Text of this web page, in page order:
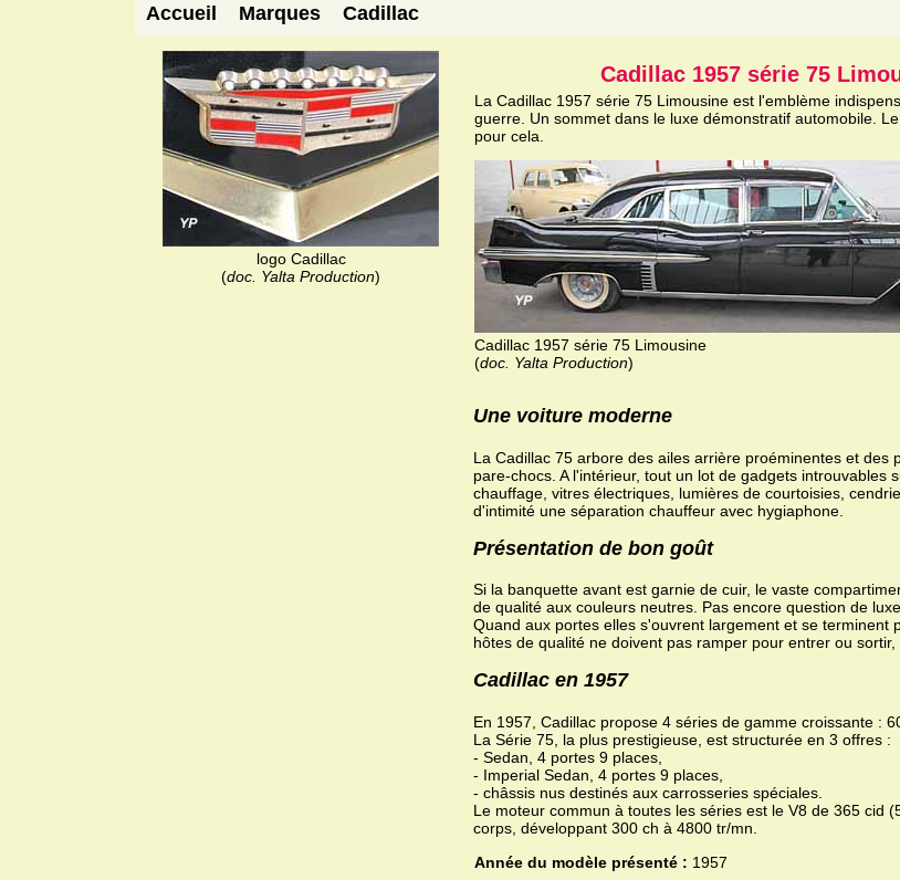
Accueil Marques Cadillac
logo Cadillac
(doc. Yalta Production)
Cadillac 1957 série 75
La Cadillac 1957 série 75 Limousine est l'emblème
guerre. Un sommet dans le luxe démonstratif automobile.
pour cela.
Cadillac 1957 série 75 Limousine
(doc. Yalta Production)
Une voiture moderne
La Cadillac 75 arbore des ailes arrière proéminentes et des
pare-chocs. A l'intérieur, tout un lot de gadgets introuvables
chauffage, vitres électriques, lumières de courtoisies,
d'intimité une séparation chauffeur avec hygiaphone.
Présentation de bon goût
Si la banquette avant est garnie de cuir, le vaste
de qualité aux couleurs neutres. Pas encore question de
Quand aux portes elles s'ouvrent largement et se terminent
hôtes de qualité ne doivent pas ramper pour entrer ou
Cadillac en 1957
En 1957, Cadillac propose 4 séries de gamme croissante :
La Série 75, la plus prestigieuse, est structurée en 3 offres :
- Sedan, 4 portes 9 places,
- Imperial Sedan, 4 portes 9 places,
- châssis nus destinés aux carrosseries spéciales.
Le moteur commun à toutes les séries est le V8 de 365 cid
corps, développant 300 ch à 4800 tr/mn.
Année du modèle présenté : 1957